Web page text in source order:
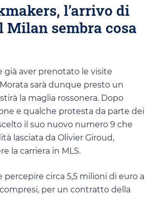
l’arrivo di
Milan sembra cosa
già aver prenotato le visite
sarà dunque presto un
la maglia rossonera. Dopo
e qualche protesta da parte dei
il suo nuovo numero 9 che
lasciata da Olivier Giroud,
la carriera in MLS.
percepire circa 5,5 milioni di euro a
per un contratto della